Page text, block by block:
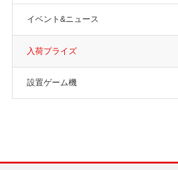
イベント&ニュース
入荷プライズ
設置ゲーム機